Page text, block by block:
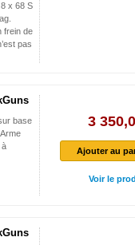
x 68 S
frein de
pas
base
à
3
Ajouter au
Voir le